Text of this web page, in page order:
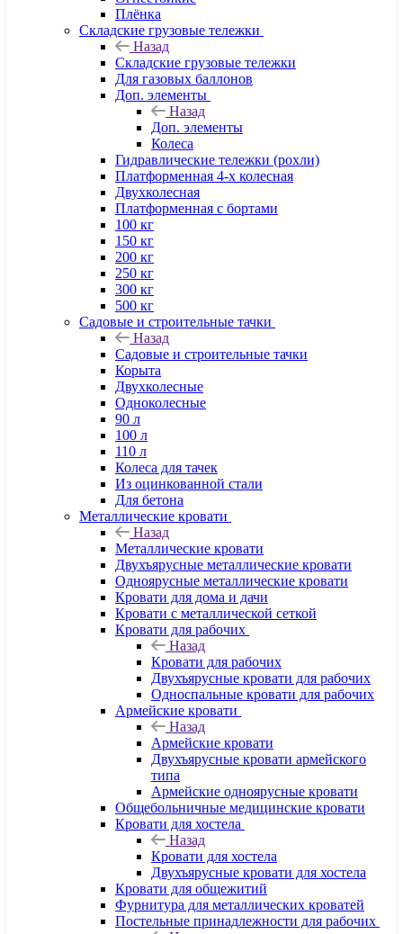
Плёнка
Складские грузовые тележки
Назад
Складские грузовые тележки
Для газовых баллонов
Доп. элементы
Назад
Доп. элементы
Колеса
Гидравлические тележки (рохли)
Платформенная 4-х колесная
Двухколесная
Платформенная с бортами
100 кг
150 кг
200 кг
250 кг
300 кг
500 кг
Садовые и строительные тачки
Назад
Садовые и строительные тачки
Корыта
Двухколесные
Одноколесные
90 л
100 л
110 л
Колеса для тачек
Из оцинкованной стали
Для бетона
Металлические кровати
Назад
Металлические кровати
Двухъярусные металлические кровати
Одноярусные металлические кровати
Кровати для дома и дачи
Кровати с металлической сеткой
Кровати для рабочих
Назад
Кровати для рабочих
Двухъярусные кровати для рабочих
Односпальные кровати для рабочих
Армейские кровати
Назад
Армейские кровати
Двухъярусные кровати армейского
типа
Армейские одноярусные кровати
Общебольничные медицинские кровати
Кровати для хостела
Назад
Кровати для хостела
Двухъярусные кровати для хостела
Кровати для общежитий
Фурнитура для металлических кроватей
Постельные принадлежности для рабочих